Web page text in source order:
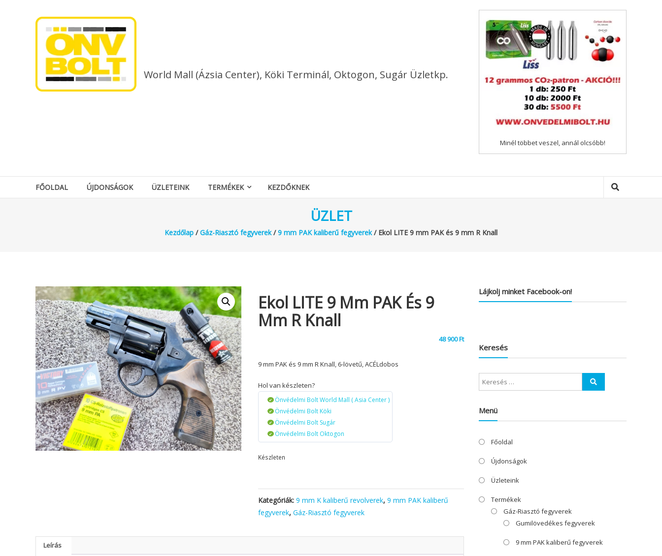
World Mall (Ázsia Center), Köki Terminál, Oktogon, Sugár Üzletkp.
Minél többet veszel, annál olcsóbb!
FŐOLDAL ÚJDONSÁGOK ÜZLETEINK TERMÉKEK KEZDŐKNEK
ÜZLET
Kezdőlap /Gáz-Riasztó fegyverek/9 mm PAK kaliberű fegyverek/ Ekol LITE 9 mm PAK és 9 mm R Knall
Ekol LITE 9 Mm PAK És 9
Mm R Knall
48 900Ft
9 mm PAK és 9 mm R Knall, 6-lövetű, ACÉLdobos
Hol van készleten?
Önvédelmi Bolt World Mall ( Asia Center )
Önvédelmi Bolt Köki
Önvédelmi Bolt Sugár
Önvédelmi Bolt Oktogon
Készleten
Kategóriák:9 mm K kaliberű revolverek,9 mm PAK kaliberű
fegyverek,Gáz-Riasztó fegyverek
Leírás
Lájkolj minket Facebook-on!
Keresés
Menü
Főoldal
Újdonságok
Üzleteink
Termékek
Gáz-Riasztó fegyverek
Gumilövedékes fegyverek
9 mm PAK kaliberű fegyverek